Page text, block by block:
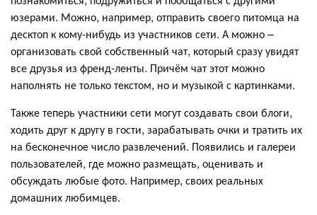
юзерами. Можно, например, отправить своего питомца на
десктоп к кому-нибудь из участников сети. А можно –
организовать свой собственный чат, который сразу увидят
все друзья из френд-ленты. Причём чат этот можно
наполнять не только текстом, но и музыкой с картинками.
Также теперь участники сети могут создавать свои блоги,
ходить друг к другу в гости, зарабатывать очки и тратить их
на бесконечное число развлечений. Появились и галереи
пользователей, где можно размещать, оценивать и
обсуждать любые фото. Например, своих реальных
домашних любимцев.